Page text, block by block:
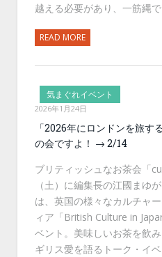
越える必要があり、一筋縄
READ MORE
気まぐれイベント
2026年1月24日
「2026年にロンドンを旅
の会ですよ！ → 2/14
ブリティッシュなお茶会「
（土）に編集長の江國まゆ
は、英国の様々なカルチャ
ィア「British Culture in
ベント。美味しいお茶を飲
ギリス愛を語るトーク・イ